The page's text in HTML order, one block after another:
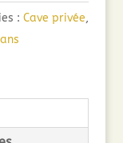
: Cave privée,